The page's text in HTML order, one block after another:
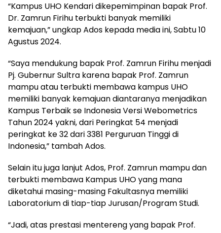
“Kampus UHO Kendari dikepemimpinan bapak Prof.
Dr. Zamrun Firihu terbukti banyak memiliki
kemajuan,” ungkap Ados kepada media ini, Sabtu 10
Agustus 2024.
“Saya mendukung bapak Prof. Zamrun Firihu menjadi
Pj. Gubernur Sultra karena bapak Prof. Zamrun
mampu atau terbukti membawa kampus UHO
memiliki banyak kemajuan diantaranya menjadikan
Kampus Terbaik se Indonesia Versi Webometrics
Tahun 2024 yakni, dari Peringkat 54 menjadi
peringkat ke 32 dari 3381 Perguruan Tinggi di
Indonesia,” tambah Ados.
Selain itu juga lanjut Ados, Prof. Zamrun mampu dan
terbukti membawa Kampus UHO yang mana
diketahui masing-masing Fakultasnya memiliki
Laboratorium di tiap-tiap Jurusan/Program Studi.
“Jadi, atas prestasi mentereng yang bapak Prof.